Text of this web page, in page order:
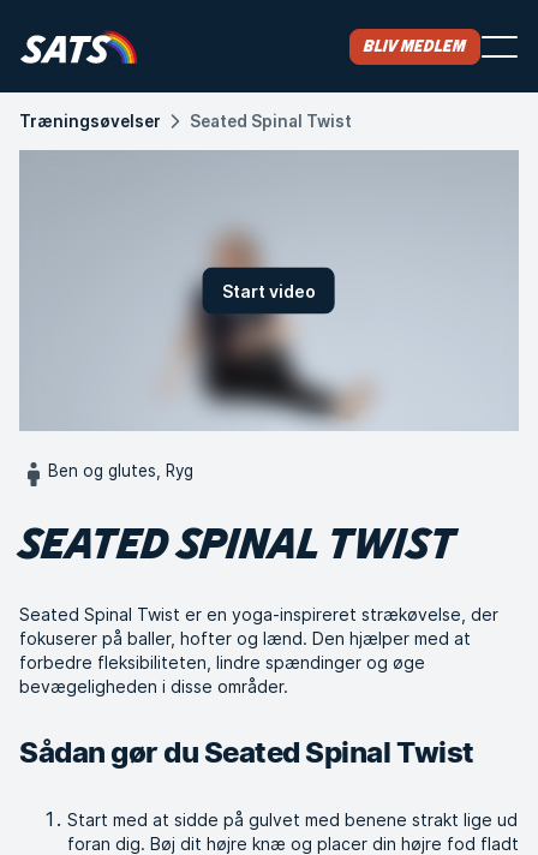
Bliv medlem
Træningsøvelser Seated Spinal Twist
Start video
Ben og glutes, Ryg
SEATED SPINAL TWIST
Seated Spinal Twist er en yoga-inspireret strækøvelse, der
fokuserer på baller, hofter og lænd. Den hjælper med at
forbedre fleksibiliteten, lindre spændinger og øge
bevægeligheden i disse områder.
Sådan gør du Seated Spinal Twist
Start med at sidde på gulvet med benene strakt lige ud
foran dig. Bøj dit højre knæ og placer din højre fod fladt